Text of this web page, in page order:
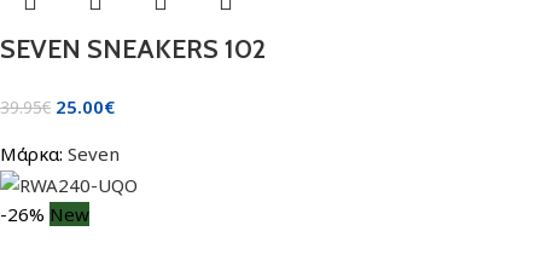
SEVEN SNEAKERS 102
39.95€ 25.00€
Μάρκα: Seven
-26% New